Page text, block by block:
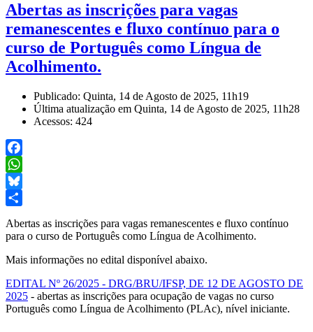
Abertas as inscrições para vagas
remanescentes e fluxo contínuo para o
curso de Português como Língua de
Acolhimento.
Publicado: Quinta, 14 de Agosto de 2025, 11h19
Última atualização em Quinta, 14 de Agosto de 2025, 11h28
Acessos: 424
Facebook
WhatsApp
Bluesky
Abertas as inscrições para vagas remanescentes e fluxo contínuo
para o curso de Português como Língua de Acolhimento.
Mais informações no edital disponível abaixo.
EDITAL Nº 26/2025 - DRG/BRU/IFSP, DE 12 DE AGOSTO DE
2025 - abertas as inscrições para ocupação de vagas no curso
Português como Língua de Acolhimento (PLAc), nível iniciante.